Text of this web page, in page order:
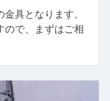
具となります。
ので、まずはご相